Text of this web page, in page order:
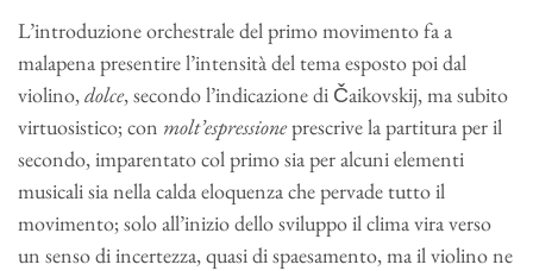
L’introduzione orchestrale del primo movimento fa a
malapena presentire l’intensità del tema esposto poi dal
violino,dolce, secondo l’indicazione di Čaikovskij, ma subito
virtuosistico; con molt’espressioneprescrive la partitura per il
secondo, imparentato col primo sia per alcuni elementi
musicali sia nella calda eloquenza che pervade tutto il
movimento; solo all’inizio dello sviluppo il clima vira verso
un senso di incertezza, quasi di spaesamento, ma il violino ne